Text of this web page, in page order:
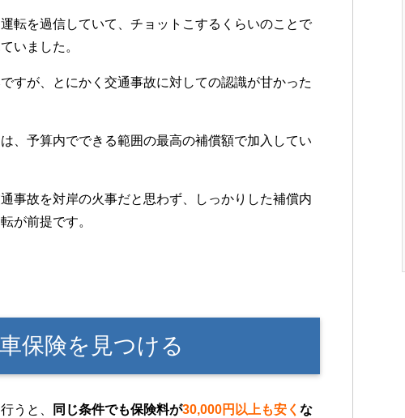
転を過信していて、チョットこするくらいのことで
いました。
すが、とにかく交通事故に対しての認識が甘かった
、予算内でできる範囲の最高の補償額で加入してい
事故を対岸の火事だと思わず、しっかりした補償内
が前提です。
保険を見つける
うと、 同じ条件でも保険料が30,000円以上も安く な